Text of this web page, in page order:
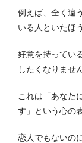
例えば、全く違
いる人といたほ
好意を持ってい
したくなりませ
これは「あなた
す」という心の
恋人でもないの